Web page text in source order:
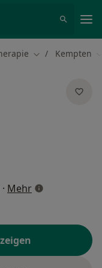
Stadt ändern
Kempten
· Mehrüber